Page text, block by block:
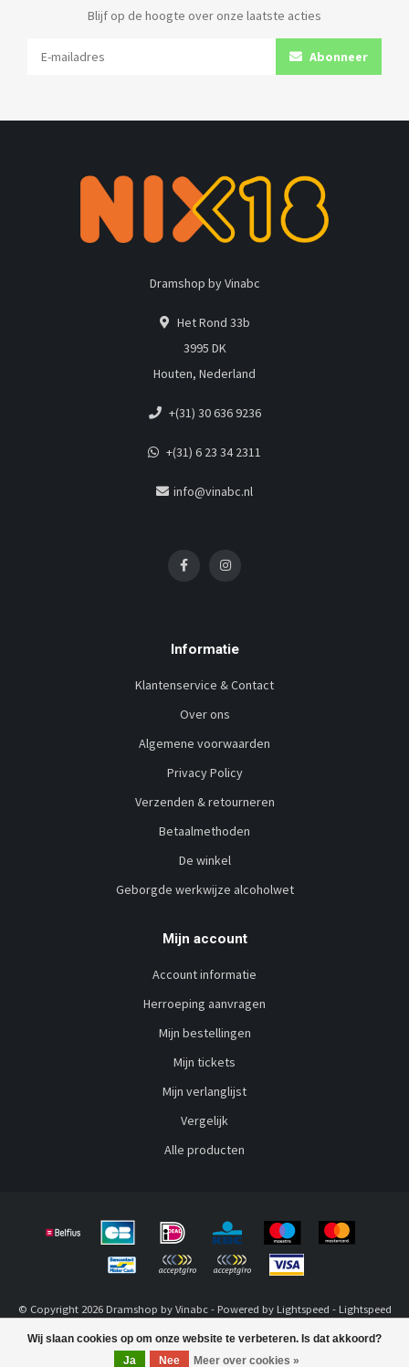
Wij slaan cookies op om onze website te verbeteren. Is dat akkoord?
Ja
Nee Meer over cookies »
Blijf op de hoogte over onze laatste acties
Abonneer
Dramshop by Vinabc
Het Rond 33b
3995 DK
Houten, Nederland
+(31) 30 636 9236
+(31) 6 23 34 2311
info@vinabc.nl
Informatie
Klantenservice & Contact
Over ons
Algemene voorwaarden
Privacy Policy
Verzenden & retourneren
Betaalmethoden
De winkel
Geborgde werkwijze alcoholwet
Mijn account
Account informatie
Herroeping aanvragen
Mijn bestellingen
Mijn tickets
Mijn verlanglijst
Vergelijk
Alle producten
© Copyright 2026 Dramshop by Vinabc - Powered by Lightspeed - Lightspeed
design byDyvelopment
FILTERS